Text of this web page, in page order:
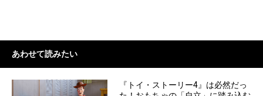
あわせて読みたい
『トイ・ストーリー4』は必然だっ